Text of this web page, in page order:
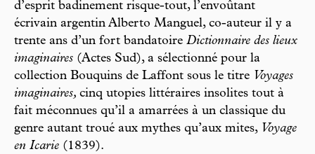
d’esprit badinement risque-tout, l’envoûtant
écrivain argentin Alberto Manguel, co-auteur il y a
trente ans d’un fort bandatoire Dictionnaire des lieux
imaginaires (Actes Sud), a sélectionné pour la
collection Bouquins de Laffont sous le titre Voyages
imaginaires, cinq utopies littéraires insolites tout à
fait méconnues qu’il a amarrées à un classique du
genre autant troué aux mythes qu’aux mites, Voyage
en Icarie (1839).